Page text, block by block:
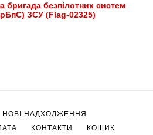
бригада безпілотних систем
ЗСУ (Flag-02325)
НОВІ НАДХОДЖЕННЯ
КОНТАКТИ КОШИК